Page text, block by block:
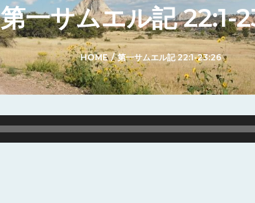
第一サムエル記 22:1-
HOME/第一サムエル記 22:1-23:26